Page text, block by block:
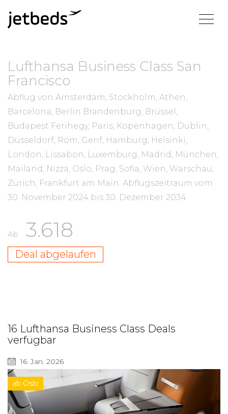
Lufthansa Business Class San
Francisco
Abflug von Amsterdam, Stockholm, Athen,
Barcelona, Berlin Brandenburg, Brüssel,
Budapest Ferihegy, Paris, Kopenhagen, Dublin,
Düsseldorf, Rom, Genf, Hamburg, Helsinki,
London, Lissabon, Luxemburg, Madrid, München,
Mailand, Nizza, Oslo, Prag, Sofia, Wien, Warschau,
Zürich, Frankfurt am Main. Abflugszeitraum vom
30. November 2024 bis 30. Dezember 2034
Ab 3.618
Deal abgelaufen
16 Lufthansa Business Class Deals
verfügbar
16. Jan. 2026
ab Oslo